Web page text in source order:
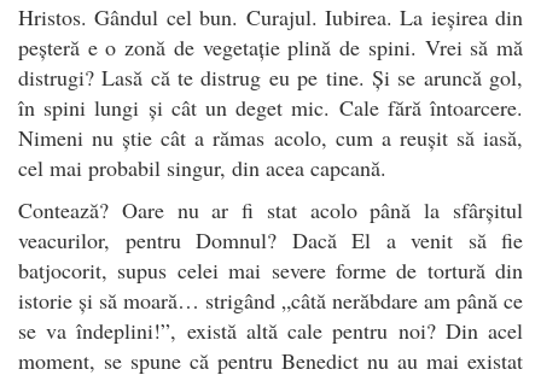
Hristos. Gândul cel bun. Curajul. Iubirea. La ieșirea din
peșteră e o zonă de vegetație plină de spini. Vrei să mă
distrugi? Lasă că te distrug eu pe tine. Și se aruncă gol,
în spini lungi și cât un deget mic. Cale fără întoarcere.
Nimeni nu știe cât a rămas acolo, cum a reușit să iasă,
cel mai probabil singur, din acea capcană.
Contează? Oare nu ar fi stat acolo până la sfârșitul
veacurilor, pentru Domnul? Dacă El a venit să fie
batjocorit, supus celei mai severe forme de tortură din
istorie și să moară… strigând „câtă nerăbdare am până ce
se va îndeplini!”, există altă cale pentru noi? Din acel
moment, se spune că pentru Benedict nu au mai existat